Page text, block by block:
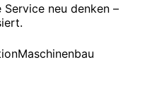
neu denken –
Maschinenbau